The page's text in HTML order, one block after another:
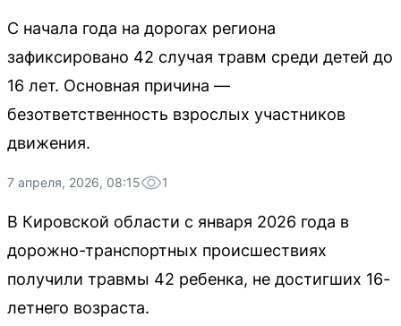
С начала года на дорогах региона
зафиксировано 42 случая травм среди детей до
16 лет. Основная причина —
безответственность взрослых участников
движения.
7 апреля, 2026, 08:15 1
В Кировской области с января 2026 года в
дорожно-транспортных происшествиях
получили травмы 42 ребенка, не достигших 16-
летнего возраста.